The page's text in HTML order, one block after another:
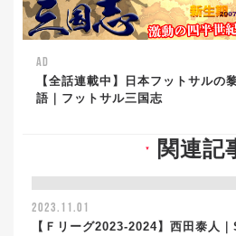
AD
【全話連載中】日本フットサルの
語｜フットサル三国志
▼ 関連記
2023.11.01
【Ｆリーグ2023-2024】西田泰人